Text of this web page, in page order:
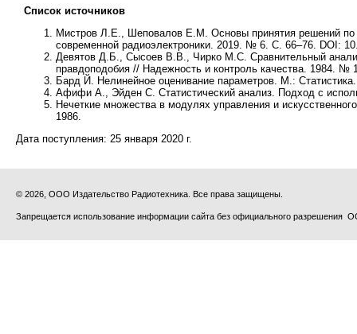
Список источников
Мистров Л.Е., Шеповалов Е.М. Основы принятия решений по
современной радиоэлектроники. 2019. № 6. С. 66–76. DOI:
Девятов Д.Б., Сысоев В.В., Чирко М.С. Сравнительный
правдоподобия // Надежность и контроль качества. 1984. №
Бард Й. Нелинейное оценивание параметров. М.:
Афифи А., Эйден С. Статистический анализ. Подход с
Нечеткие множества в модулях управления и
1986.
Дата поступления: 25 января 2020 г.
© 2026, ООО Издательство Радиотехника. Все права защищены.
Запрещается использование информации сайта без официального разрешения